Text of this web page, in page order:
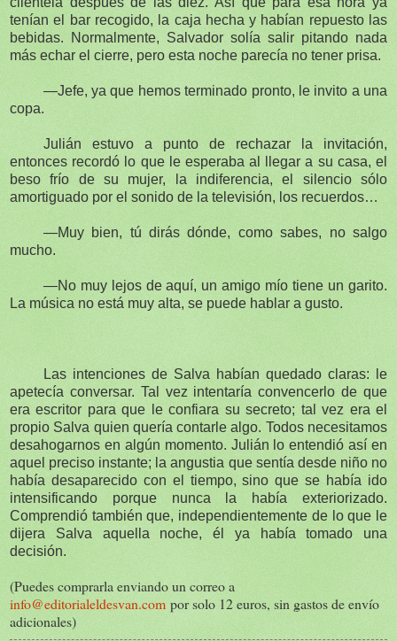
tenían el bar recogido, la caja hecha y habían repuesto las
bebidas. Normalmente, Salvador solía salir pitando nada
más echar el cierre, pero esta noche parecía no tener prisa.
—Jefe, ya que hemos terminado pronto, le invito a una
copa.
Julián estuvo a punto de rechazar la invitación,
entonces recordó lo que le esperaba al llegar a su casa, el
beso frío de su mujer, la indiferencia, el silencio sólo
amortiguado por el sonido de la televisión, los recuerdos…
—Muy bien, tú dirás dónde, como sabes, no salgo
mucho.
—No muy lejos de aquí, un amigo mío tiene un garito.
La música no está muy alta, se puede hablar a gusto.
Las intenciones de Salva habían quedado claras: le
apetecía conversar. Tal vez intentaría convencerlo de que
era escritor para que le confiara su secreto; tal vez era el
propio Salva quien quería contarle algo. Todos necesitamos
desahogarnos en algún momento. Julián lo entendió así en
aquel preciso instante; la angustia que sentía desde niño no
había desaparecido con el tiempo, sino que se había ido
intensificando porque nunca la había exteriorizado.
Comprendió también que, independientemente de lo que le
dijera Salva aquella noche, él ya había tomado una
decisión.
(Puedes comprarla enviando un correo a
info@editorialeldesvan.com por solo 12 euros, sin gastos de envío
adicionales)